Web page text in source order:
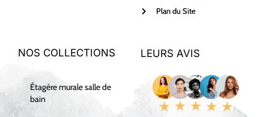
Plan du Site
NOS COLLECTIONS
Étagère murale salle de
bain
LEURS AVIS